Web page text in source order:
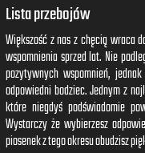
Lista przebojów
Większość z nas z chęcią wraca
wspomnienia sprzed lat. Nie
pozytywnych wspomnień,
odpowiedni bodziec. Jednym z
które niegdyś podświadomie
Wystarczy że wybierzesz
piosenek z tego okresu obudzisz